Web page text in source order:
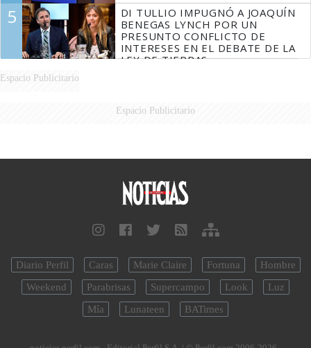
5
DI TULLIO IMPUGNÓ A JOAQUÍN
BENEGAS LYNCH POR UN
PRESUNTO CONFLICTO DE
INTERESES EN EL DEBATE DE LA
LEY DE TIERRAS
Espacio Publicitario
Espacio Publicitario
Diario Perfil Caras Marie Claire Fortuna
Hombre
Weekend
Parabrisas Supercampo Look
Luz
Mía
Lunateen BATimes